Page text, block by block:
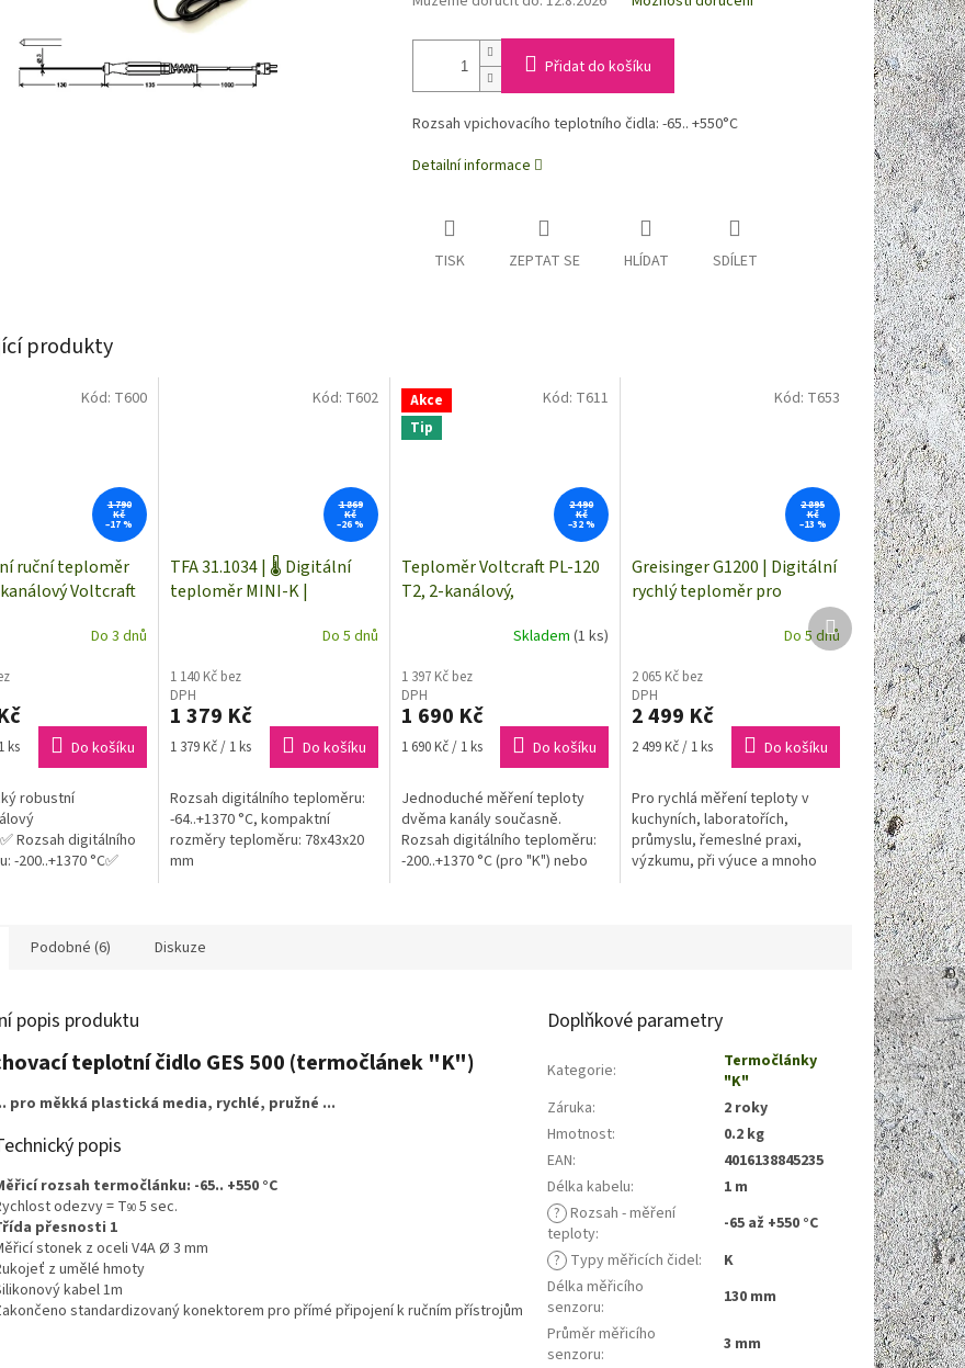
Přidat do košíku
Rozsah vpichovacího teplotního čidla: -65.. +550°C
Detailní informace
TISK ZEPTAT SE HLÍDAT SDÍLET
produkty
1 790
Kč
–17 %
ruční teploměr
Voltcraft
Do 3 dnů
ks Do košíku
robustní
Rozsah digitálního
-200..+1370 °C✅
Kód: T600
1 869
Kč
–26 %
TFA 31.1034 | 🌡️ Digitální
teploměr MINI-K |
Do 5 dnů
1 140 Kč bez
DPH
1 379 Kč
Měrná
1 379 Kč / 1 ks Do košíku
Rozsah digitálního teploměru:
-64..+1370 °C, kompaktní
rozměry teploměru: 78x43x20
mm
Kód: T602
Akce
Tip
2 490
Kč
–32 %
Teploměr Voltcraft PL-120
T2, 2-kanálový,
Skladem(1 ks)
1 397 Kč bez
DPH
1 690 Kč
Měrná
1 690 Kč / 1 ks Do košíku
Jednoduché měření teploty
dvěma kanály současně.
Rozsah digitálního teploměru:
-200..+1370 °C (pro "K") nebo
Kód: T611
2 895
Kč
–13 %
Greisinger G1200 | Digitální
rychlý teploměr pro
termočlánky NiCr-Ni typ K,
pro výměnné snímačeDo 5 dnů
2 065 Kč bez
DPH
2 499 Kč
Měrná
2 499 Kč / 1 ks Do košíku
Pro rychlá měření teploty v
kuchyních, laboratořích,
průmyslu, řemeslné praxi,
výzkumu, při výuce a mnoho
Kód: T653
Další
produkt
Podobné (6) Diskuze
popis produktu
teplotní čidlo GES 500 (termočlánek "K")
pro měkká plastická media, rychlé, pružné ...
popis
rozsah termočlánku: -65.. +550 °C
odezvy = T90 5 sec.
přesnosti 1
stonek z oceli V4A Ø 3 mm
z umělé hmoty
kabel 1m
standardizovaný konektorem pro přímé připojení k ručním přístrojům
Doplňkové parametry
Kategorie:
Termočlánky
"K"
Záruka:
2 roky
Hmotnost:
0.2 kg
EAN:
4016138845235
Délka kabelu:
1 m
? Rozsah - měření
teploty:
-65 až +550 °C
? Typy měřicích čidel:
K
Délka měřicího
senzoru:
130 mm
Průměr měřicího
senzoru: 3 mm